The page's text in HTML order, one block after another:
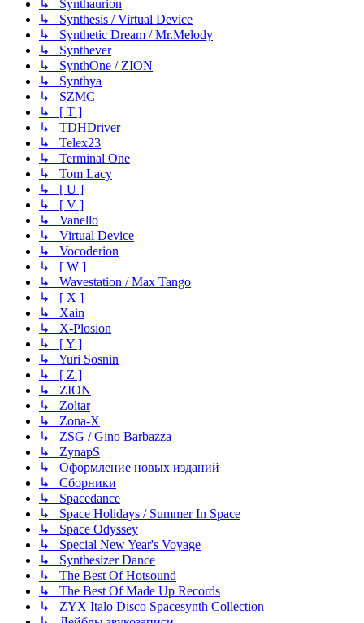
↳ Synthaurion
↳ Synthesis / Virtual Device
↳ Synthetic Dream / Mr.Melody
↳ Synthever
↳ SynthOne / ZION
↳ Synthya
↳ SZMC
↳ [ T ]
↳ TDHDriver
↳ Telex23
↳ Terminal One
↳ Tom Lacy
↳ [ U ]
↳ [ V ]
↳ Vanello
↳ Virtual Device
↳ Vocoderion
↳ [ W ]
↳ Wavestation / Max Tango
↳ [ X ]
↳ Xain
↳ X-Plosion
↳ [ Y ]
↳ Yuri Sosnin
↳ [ Z ]
↳ ZION
↳ Zoltar
↳ Zona-X
↳ ZSG / Gino Barbazza
↳ ZynapS
↳ Оформление новых изданий
↳ Сборники
↳ Spacedance
↳ Space Holidays / Summer In Space
↳ Space Odyssey
↳ Special New Year's Voyage
↳ Synthesizer Dance
↳ The Best Of Hotsound
↳ The Best Of Made Up Records
↳ ZYX Italo Disco Spacesynth Collection